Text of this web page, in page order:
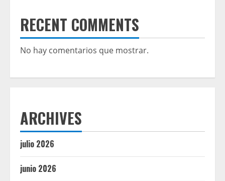
RECENT COMMENTS
No hay comentarios que mostrar.
ARCHIVES
julio 2026
junio 2026